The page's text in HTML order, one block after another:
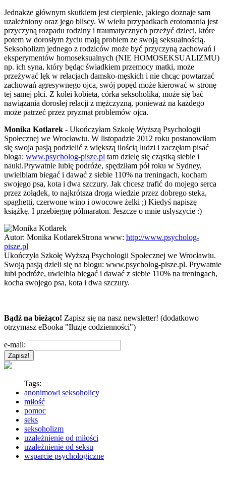
Jednakże głównym skutkiem jest cierpienie, jakiego doznaje sam
uzależniony oraz jego bliscy. W wielu przypadkach erotomania jest
przyczyną rozpadu rodziny i traumatycznych przeżyć dzieci, które
potem w dorosłym życiu mają problem ze swoją seksualnością.
Seksoholizm jednego z rodziców może być przyczyną zachowań i
eksperymentów homoseksualnych (NIE HOMOSEKSUALIZMU)
np. ich syna, który będąc świadkiem przemocy matki, może
przeżywać lęk w relacjach damsko-męskich i nie chcąc powtarzać
zachowań agresywnego ojca, swój popęd może kierować w stronę
tej samej płci. Z kolei kobieta, córka seksoholika, może się bać
nawiązania dorosłej relacji z mężczyzną, ponieważ na każdego
może patrzeć przez pryzmat problemów ojca.
Monika Kotlarek - Ukończyłam Szkołę Wyższą Psychologii
Społecznej we Wrocławiu. W listopadzie 2012 roku postanowiłam
się swoja pasją podzielić z większą ilością ludzi i zaczęłam pisać
bloga: www.psycholog-pisze.pl tam dzielę się cząstką siebie i
nauki.Prywatnie lubię podróże, spędziłam pół roku w Sydney,
uwielbiam biegać i dawać z siebie 110% na treningach, kocham
swojego psa, kota i dwa szczury. Jak chcesz trafić do mojego serca
przez żołądek, to najkrótsza droga wiedzie przez dobrego steka,
spaghetti, czerwone wino i owocowe żelki ;) Kiedyś napiszę
książkę. I przebiegnę półmaraton. Jeszcze o mnie usłyszycie :)
Autor: Monika KotlarekStrona www: http://www.psycholog-
pisze.pl
Ukończyła Szkołę Wyższą Psychologii Społecznej we Wrocławiu.
Swoją pasją dzieli się na blogu: www.psycholog-pisze.pl. Prywatnie
lubi podróże, uwielbia biegać i dawać z siebie 110% na treningach,
kocha swojego psa, kota i dwa szczury.
Bądź na bieżąco! Zapisz się na nasz newsletter! (dodatkowo
otrzymasz eBooka "Iluzje codzienności")
e-mail:
Tags:
anonimowi seksoholicy
miłość
pomoc
seks
seksoholizm
uzależnienie od miłości
uzależnienie od seksu
wsparcie psychologiczne